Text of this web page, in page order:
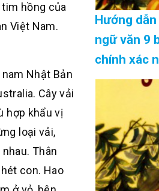
hồng của
Việt Nam.
Nhật Bản
Cây vải
hợp khẩu vị
loại vải,
Thân
con. Hao
Hướng
ngữ văn 9
chính xác
08/2026